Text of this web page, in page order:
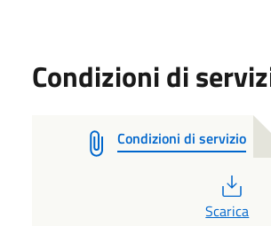
Condizioni di
Condizioni di servizio
Scarica